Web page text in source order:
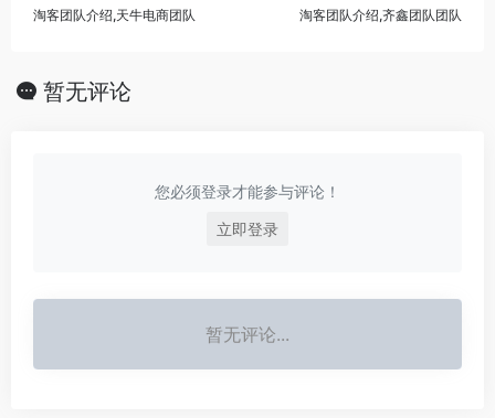
淘客团队介绍,天牛电商团队 淘客团队介绍,齐鑫团队团队
暂无评论
您必须登录才能参与评论！
立即登录
暂无评论...